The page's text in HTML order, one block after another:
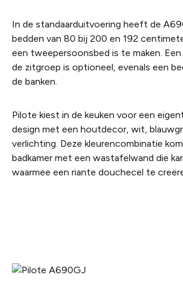
In de standaarduitvoering heeft de
bedden van 80 bij 200 en 192
een tweepersoonsbed is te maken.
de zitgroep is optioneel, evenals een
de banken.
Pilote kiest in de keuken voor een
design met een houtdecor, wit,
verlichting. Deze kleurencombinatie
badkamer met een wastafelwand die
waarmee een riante douchecel te